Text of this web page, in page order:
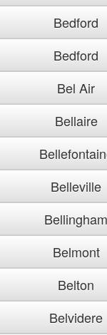
Bedford
Bedford
Bel Air
Bellaire
Belleville
Bellingham
Belmont
Belton
Belvidere